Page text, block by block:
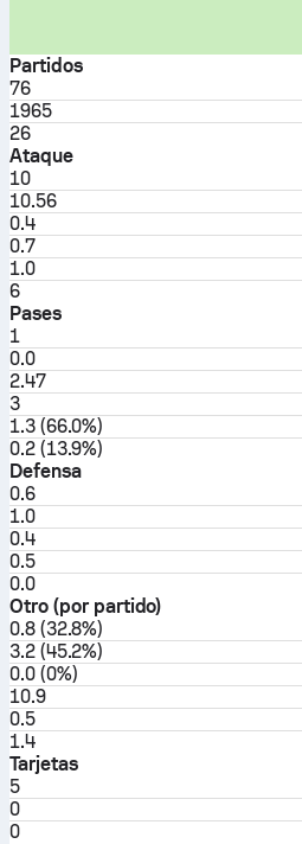
Partidos
76
1965
26
Ataque
10
10.56
0.4
0.7
1.0
6
Pases
1
0.0
2.47
3
1.3 (66.0%)
0.2 (13.9%)
Defensa
0.6
1.0
0.4
0.5
0.0
Otro (por partido)
0.8 (32.8%)
3.2 (45.2%)
0.0 (0%)
10.9
0.5
1.4
Tarjetas
5
0
0